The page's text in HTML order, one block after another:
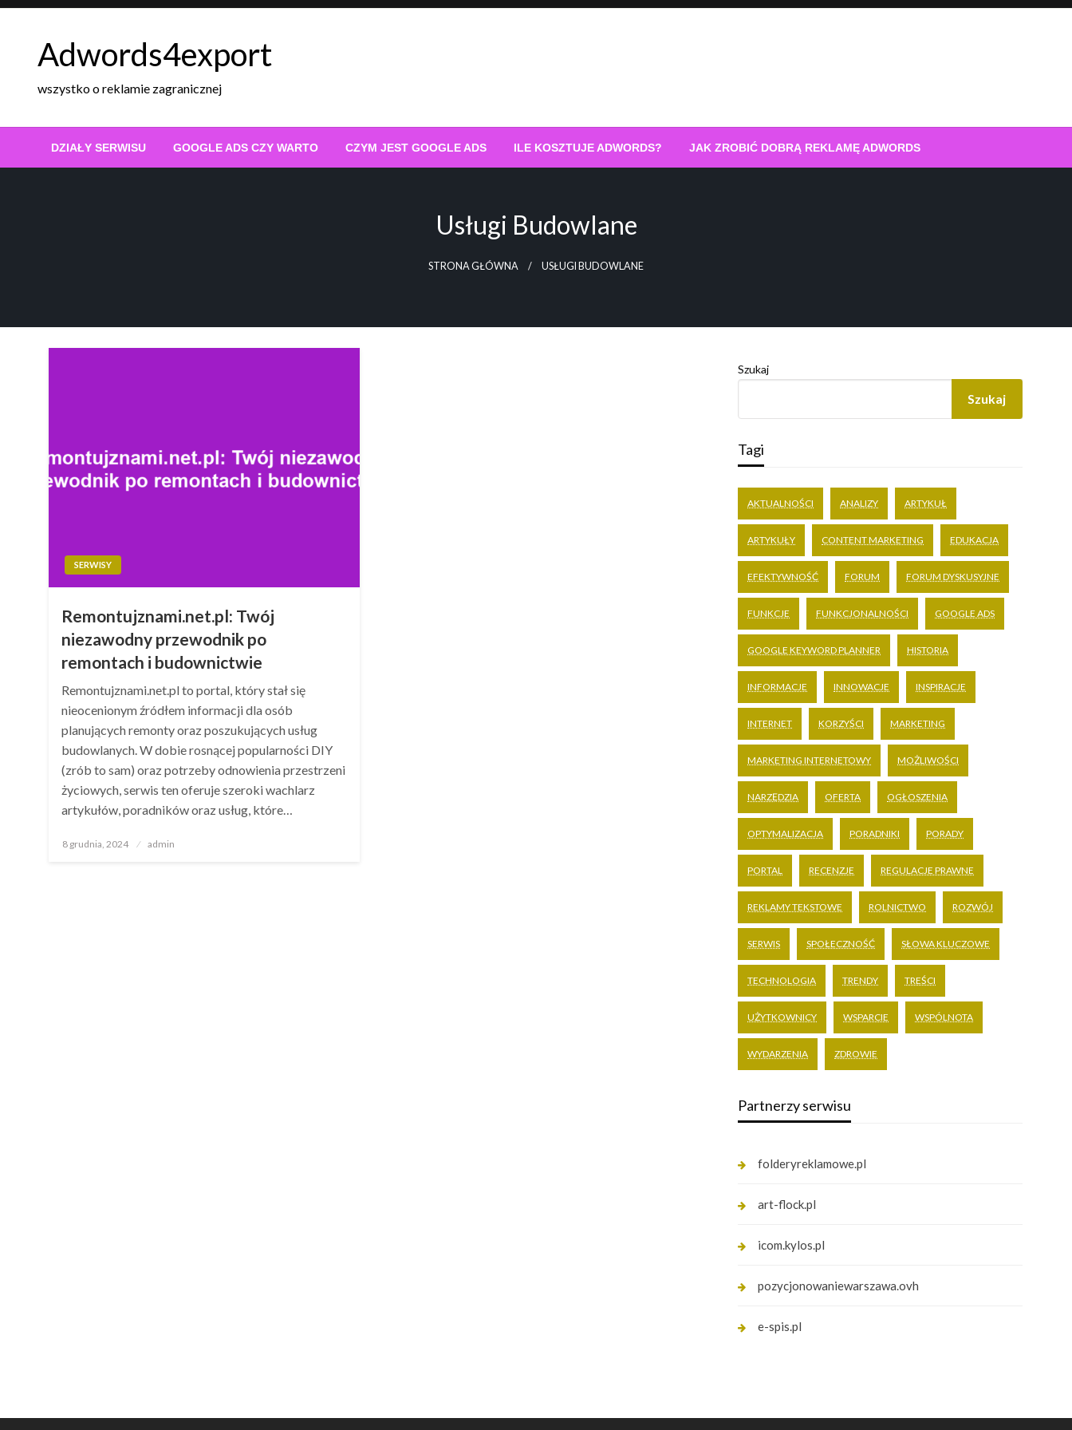
Skip
Adwords4export
wszystko o reklamie zagranicznej
DZIAŁY SERWISU GOOGLE ADS CZY WARTO CZYM JEST GOOGLE ADS ILE KOSZTUJE ADWORDS? JAK ZROBIĆ DOBRĄ REKLAMĘ ADWORDS
Usługi Budowlane
STRONA GŁÓWNA USŁUGI BUDOWLANE
SERWISY
Remontujznami.net.pl: Twój
niezawodny przewodnik po
remontach i budownictwie
Remontujznami.net.pl to portal, który stał się
nieocenionym źródłem informacji dla osób
planujących remonty oraz poszukujących usług
budowlanych. W dobie rosnącej popularności DIY
(zrób to sam) oraz potrzeby odnowienia przestrzeni
życiowych, serwis ten oferuje szeroki wachlarz
artykułów, poradników oraz usług, które…
Opublikowane
8 grudnia, 2024 admin
Szukaj
Szukaj
Tagi
AKTUALNOŚCI ANALIZY ARTYKUŁ
ARTYKUŁY CONTENT MARKETING EDUKACJA
EFEKTYWNOŚĆ FORUM FORUM DYSKUSYJNE
FUNKCJE FUNKCJONALNOŚCI GOOGLE ADS
GOOGLE KEYWORD PLANNER HISTORIA
INFORMACJE INNOWACJE INSPIRACJE
INTERNET KORZYŚCI MARKETING
MARKETING INTERNETOWY MOŻLIWOŚCI
NARZĘDZIA OFERTA OGŁOSZENIA
OPTYMALIZACJA PORADNIKI PORADY
PORTAL RECENZJE REGULACJE PRAWNE
REKLAMY TEKSTOWE ROLNICTWO ROZWÓJ
SERWIS SPOŁECZNOŚĆ SŁOWA KLUCZOWE
TECHNOLOGIA TRENDY TREŚCI
UŻYTKOWNICY WSPARCIE WSPÓLNOTA
WYDARZENIA ZDROWIE
Partnerzy serwisu
folderyreklamowe.pl
art-flock.pl
icom.kylos.pl
pozycjonowaniewarszawa.ovh
e-spis.pl